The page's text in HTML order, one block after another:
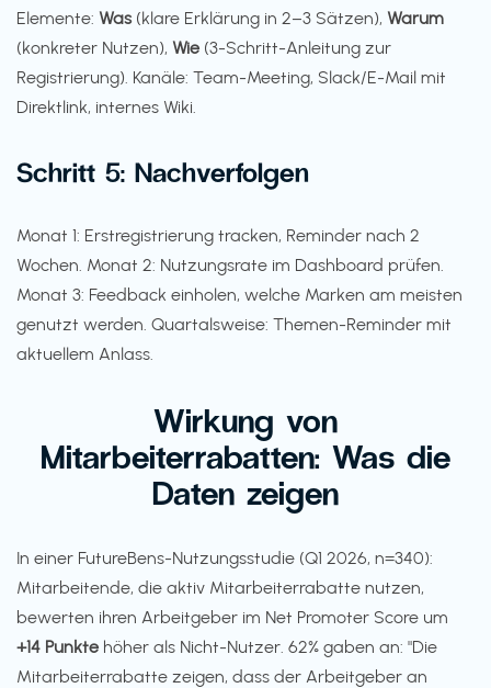
Elemente: Was(klare Erklärung in 2–3 Sätzen), Warum
(konkreter Nutzen), Wie (3-Schritt-Anleitung zur
Registrierung). Kanäle: Team-Meeting, Slack/E-Mail mit
Direktlink, internes Wiki.
Schritt 5: Nachverfolgen
Monat 1: Erstregistrierung tracken, Reminder nach 2
Wochen. Monat 2: Nutzungsrate im Dashboard prüfen.
Monat 3: Feedback einholen, welche Marken am meisten
genutzt werden. Quartalsweise: Themen-Reminder mit
aktuellem Anlass.
Wirkung von
Mitarbeiterrabatten: Was die
Daten zeigen
In einer FutureBens-Nutzungsstudie (Q1 2026, n=340):
Mitarbeitende, die aktiv Mitarbeiterrabatte nutzen,
bewerten ihren Arbeitgeber im Net Promoter Score um
+14 Punkte höher als Nicht-Nutzer. 62% gaben an: "Die
Mitarbeiterrabatte zeigen, dass der Arbeitgeber an